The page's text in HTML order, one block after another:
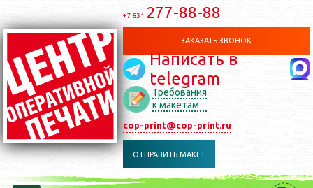
+7 831 277-88-88
ЗАКАЗАТЬ ЗВОНОК
Написать в
telegram
Требования
к макетам
cop-print@cop-print.ru
ОТПРАВИТЬ МАКЕТ